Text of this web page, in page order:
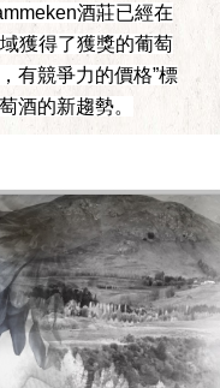
酒莊已經在
獲得了獲獎的葡萄
有競爭力的價格”標
酒的新趨勢。